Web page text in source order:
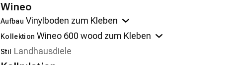
Wineo
Aufbau
Kollektion
Stil